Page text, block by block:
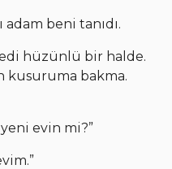
beni tanıdı.
hüzünlü bir halde.
kusuruma bakma.
evin mi?”